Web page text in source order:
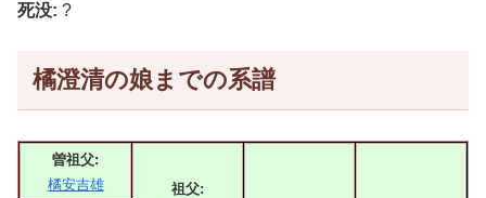
死没: ?
橘澄清の娘までの系譜
曽祖父:
橘安吉雄
祖父: